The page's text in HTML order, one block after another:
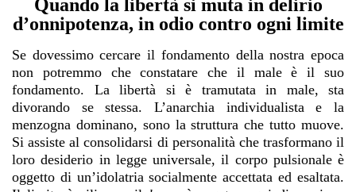
Quando la libertà si muta in delirio
d’onnipotenza, in odio contro ogni limite
Se dovessimo cercare il fondamento della nostra epoca
non potremmo che constatare che il male è il suo
fondamento. La libertà si è tramutata in male, sta
divorando se stessa. L’anarchia individualista e la
menzogna dominano, sono la struttura che tutto muove.
Si assiste al consolidarsi di personalità che trasformano il
loro desiderio in legge universale, il corpo pulsionale è
oggetto di un’idolatria socialmente accettata ed esaltata.